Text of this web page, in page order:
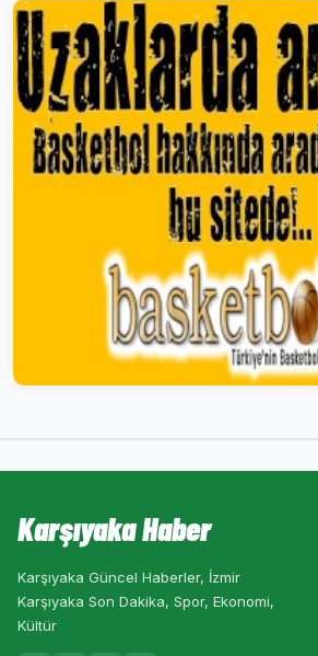
Karşıyaka Haber
Karşıyaka Güncel Haberler, İzmir
Karşıyaka Son Dakika, Spor, Ekonomi,
Kültür